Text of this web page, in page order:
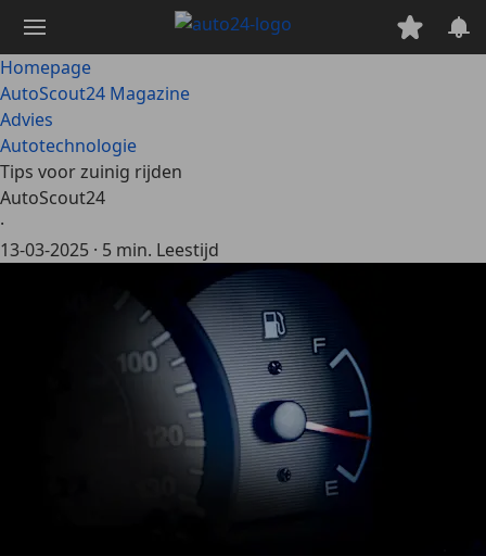
naar
hoofdinhoud
Homepage
AutoScout24 Magazine
Advies
Autotechnologie
Tips voor zuinig rijden
AutoScout24
·
13-03-2025 · 5 min. Leestijd